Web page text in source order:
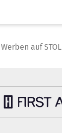
Werben auf STOL